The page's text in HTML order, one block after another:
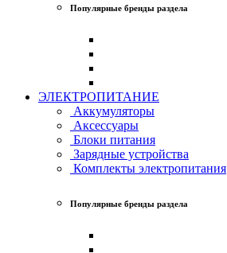
Популярные бренды раздела
ЭЛЕКТРОПИТАНИЕ
Аккумуляторы
Аксессуары
Блоки питания
Зарядные устройства
Комплекты электропитания
Популярные бренды раздела